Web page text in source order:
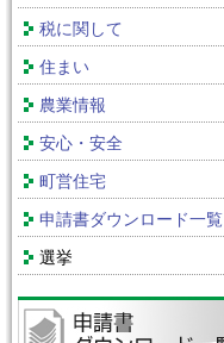
税に関して
住まい
農業情報
安心・安全
町営住宅
申請書ダウンロード一覧
選挙